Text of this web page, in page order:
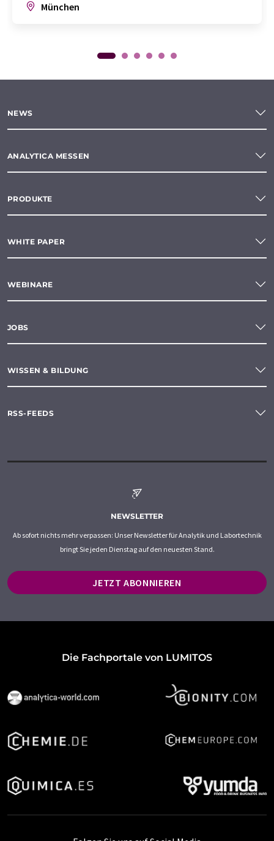
München
NEWS
ANALYTICA MESSEN
PRODUKTE
WHITE PAPER
WEBINARE
JOBS
WISSEN & BILDUNG
RSS-FEEDS
NEWSLETTER
Ab sofort nichts mehr verpassen: Unser Newsletter für Analytik und Labortechnik
bringt Sie jeden Dienstag auf den neuesten Stand.
JETZT ABONNIEREN
Die Fachportale von LUMITOS